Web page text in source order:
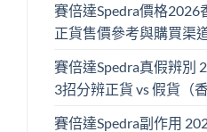
賽倍達Spedra價格2026
正貨售價參考與購買渠
賽倍達Spedra真假辨別
3招分辨正貨 vs 假貨（香
賽倍達Spedra副作用